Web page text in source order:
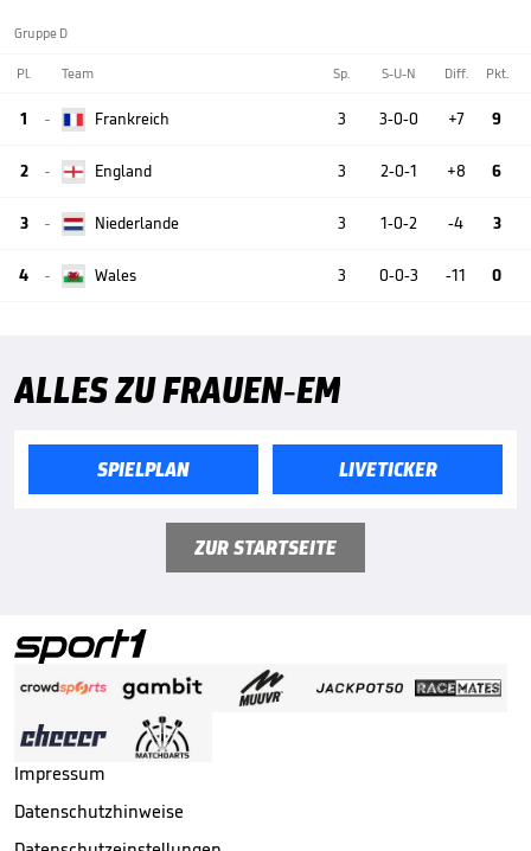
Gruppe D
Pl. Team Sp. S-U-N Diff. Pkt.
1  Frankreich 3 3-0-0 +7 9
2  England 3 2-0-1 +8 6
3  Niederlande 3 1-0-2 -4 3
4  Wales 3 0-0-3 -11 0
ALLES ZU FRAUEN-EM
SPIELPLAN LIVETICKER
ZUR STARTSEITE
Impressum
Datenschutzhinweise